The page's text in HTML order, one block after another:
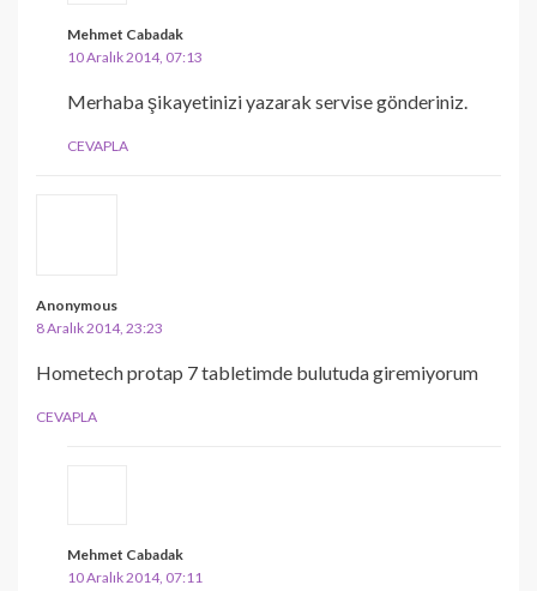
Mehmet Cabadak
10 Aralık 2014, 07:13
Merhaba şikayetinizi yazarak servise gönderiniz.
CEVAPLA
Anonymous
8 Aralık 2014, 23:23
Hometech protap 7 tabletimde bulutuda giremiyorum
CEVAPLA
Mehmet Cabadak
10 Aralık 2014, 07:11